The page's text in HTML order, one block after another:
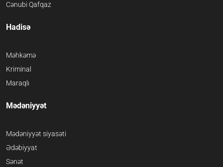
Cənubi Qafqaz
Hadisə
Məhkəmə
Kriminal
Maraqlı
Mədəniyyət
Mədəniyyət siyasəti
Ədəbiyyat
Sənət